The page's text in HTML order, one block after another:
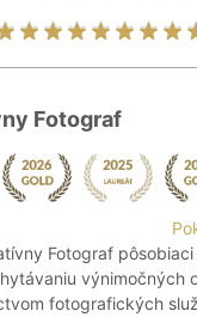
Fotograf
Fotograf pôsobiaci
výnimočných
fotografických